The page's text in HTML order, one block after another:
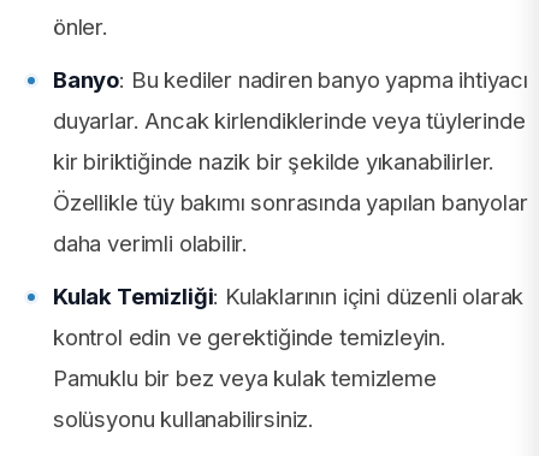
önler.
Banyo: Bu kediler nadiren banyo yapma ihtiyacı
duyarlar. Ancak kirlendiklerinde veya tüylerinde
kir biriktiğinde nazik bir şekilde yıkanabilirler.
Özellikle tüy bakımı sonrasında yapılan banyolar
daha verimli olabilir.
Kulak Temizliği: Kulaklarının içini düzenli olarak
kontrol edin ve gerektiğinde temizleyin.
Pamuklu bir bez veya kulak temizleme
solüsyonu kullanabilirsiniz.